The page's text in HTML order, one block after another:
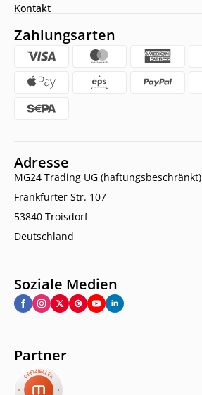
Kontakt
Zahlungsarten
Adresse
MG24 Trading UG (haftungsbeschränkt)
Frankfurter Str. 107
53840 Troisdorf
Deutschland
Soziale Medien
Partner